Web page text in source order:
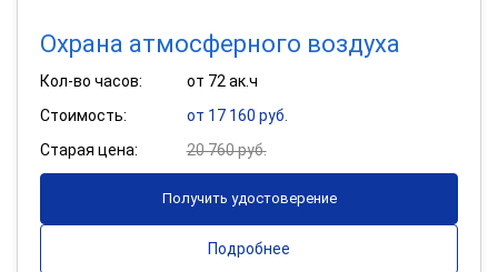
Охрана атмосферного воздуха
Кол-во часов:
от 72 ак.ч
Стоимость:
от 17 160 руб.
Старая цена:
20 760 руб.
Получить удостоверение
Подробнее